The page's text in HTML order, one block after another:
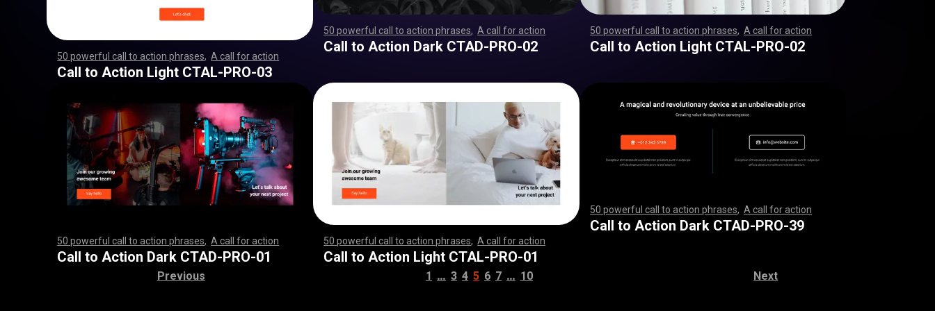
50 powerful call to action phrases ,A call for action
,,,,,,,,,,,,,,,,,,,,,,,,,,,,,,,,,,,, ,,,,,,,,,,,,,,,,,,
,,,,,,,,,,,,,,,,,,,,,,,,,,,,,,,,,,,, ,,,,,,,,,,,,,,,,,,
,,,,,,,,,,,,,,,,,,,,,,,,,,,,,,,,
Call to Action Light CTAL-PRO-03
50 powerful call to action phrases ,A call for action
,,,,,,,,,,,,,,,,,,,,,,,,,,,,,,,,,,,, ,,,,,,,,,,,,,,,,,,
,,,,,,,,,,,,,,,,,,,,,,,,,,,,,,,,,,,, ,,,,,,,,,,,,,,,,,,
,,,,,,,,,,,,,,,,,,,,,,,,,,,,,,,,
Call to Action Dark CTAD-PRO-02
50 powerful call to action phrases ,A call for action
,,,,,,,,,,,,,,,,,,,,,,,,,,,,,,,,,,,, ,,,,,,,,,,,,,,,,,,
,,,,,,,,,,,,,,,,,,,,,,,,,,,,,,,,,,,, ,,,,,,,,,,,,,,,,,,
,,,,,,,,,,,,,,,,,,,,,,,,,,,,,,,,
Call to Action Light CTAL-PRO-02
50 powerful call to action phrases ,A call for action
,,,,,,,,,,,,,,,,,,,,,,,,,,,,,,,,,,,, ,,,,,,,,,,,,,,,,,,
,,,,,,,,,,,,,,,,,,,,,,,,,,,,,,,,,,,, ,,,,,,,,,,,,,,,,,,
,,,,,,,,,,,,,,,,,,,,,,,,,,,,,,,,
Call to Action Dark CTAD-PRO-01
50 powerful call to action phrases ,A call for action
,,,,,,,,,,,,,,,,,,,,,,,,,,,,,,,,,,,, ,,,,,,,,,,,,,,,,,,
,,,,,,,,,,,,,,,,,,,,,,,,,,,,,,,,,,,, ,,,,,,,,,,,,,,,,,,
,,,,,,,,,,,,,,,,,,,,,,,,,,,,,,,,
Call to Action Light CTAL-PRO-01
50 powerful call to action phrases ,A call for action
,,,,,,,,,,,,,,,,,,,,,,,,,,,,,,,,,,,, ,,,,,,,,,,,,,,,,,,
,,,,,,,,,,,,,,,,,,,,,,,,,,,,,,,,,,,, ,,,,,,,,,,,,,,,,,,
,,,,,,,,,,,,,,,,,,,,,,,,,,,,,,,,
Call to Action Dark CTAD-PRO-39
Previous 1 … 3 4 5 6 7 … 10 Next